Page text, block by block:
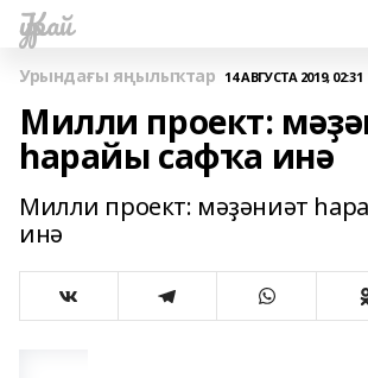
Ҡурай
Урындағы яңылыҡтар 14 АВГУСТА 2019, 02:31
Милли проект:
һарайы сафҡа инә
Милли проект: мәҙәниәт
инә